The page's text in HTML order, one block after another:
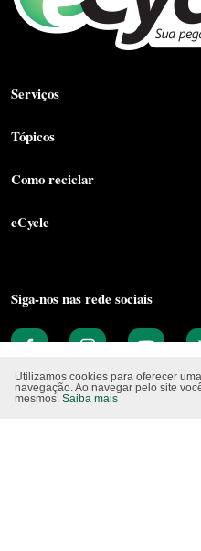
Serviços
Tópicos
Como reciclar
eCycle
Siga-nos nas rede sociais
Utilizamos cookies para oferecer
navegação. Ao navegar pelo site
mesmos. Saiba mais